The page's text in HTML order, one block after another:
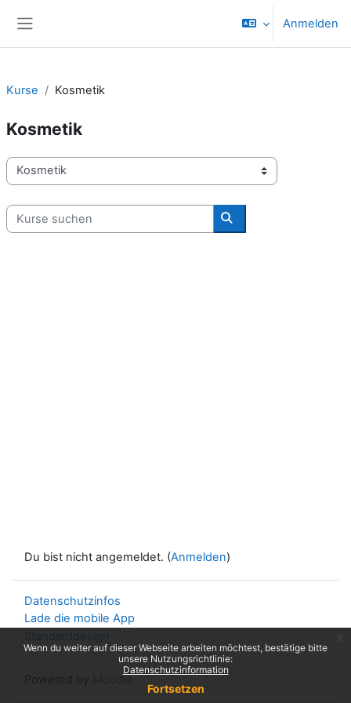
Wenn du weiter auf dieser Webseite arbeiten möchtest, bestätige bitte
unsere Nutzungsrichtlinie:
Datenschutzinformation
Fortsetzen
Anmelden
Kurse Kosmetik
Kosmetik
Kursbereiche
Kurse suchen
Kurse suchen
Du bist nicht angemeldet. (Anmelden)
Datenschutzinfos
Lade die mobile App
Standarddesign
Moodle